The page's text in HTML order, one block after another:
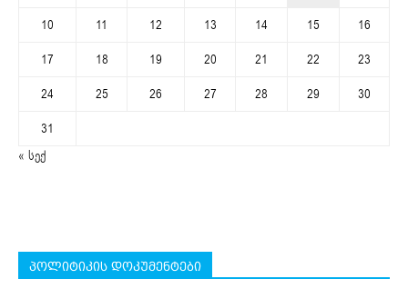
10
11 12 13 14 15
16
17
18 19 20 21 22
23
24
25 26 27 28 29
30
31
« სექ
პოლიტიკის დოკუმენტები